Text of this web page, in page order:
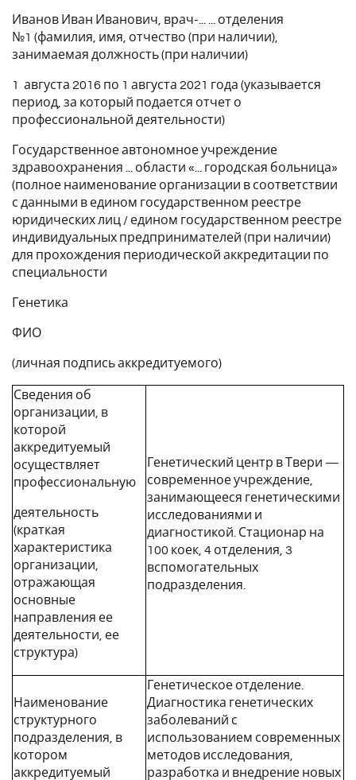
Иванов Иван Иванович, врач-... ... отделения
№1 (фамилия, имя, отчество (при наличии),
занимаемая должность (при наличии)
1 августа 2016 по 1 августа 2021 года (указывается
период, за который подается отчет о
профессиональной деятельности)
Государственное автономное учреждение
здравоохранения ... области «... городская больница»
(полное наименование организации в соответствии
с данными в едином государственном реестре
юридических лиц / едином государственном реестре
индивидуальных предпринимателей (при наличии)
для прохождения периодической аккредитации по
специальности
Генетика
ФИО
(личная подпись аккредитуемого)
Сведения об
организации, в
которой
аккредитуемый
осуществляет
профессиональную
деятельность
(краткая
характеристика
организации,
отражающая
основные
направления ее
деятельности, ее
структура)
Генетический центр в Твери —
современное учреждение,
занимающееся генетическими
исследованиями и
диагностикой. Стационар на
100 коек, 4 отделения, 3
вспомогательных
подразделения.
Наименование
структурного
подразделения, в
котором
аккредитуемый
Генетическое отделение.
Диагностика генетических
заболеваний с
использованием современных
методов исследования,
разработка и внедрение новых